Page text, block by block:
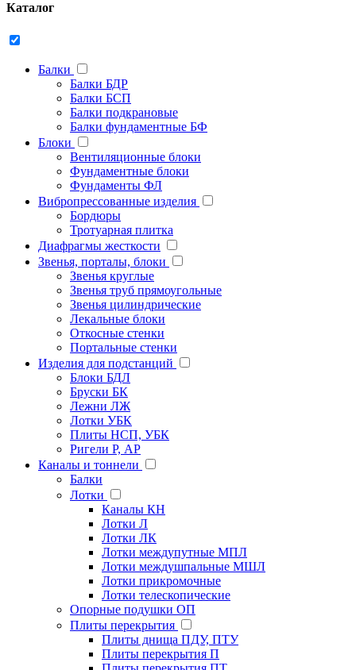
Каталог
Балки
Балки БДР
Балки БСП
Балки подкрановые
Балки фундаментные БФ
Блоки
Вентиляционные блоки
Фундаментные блоки
Фундаменты ФЛ
Вибропрессованные изделия
Бордюры
Тротуарная плитка
Диафрагмы жесткости
Звенья, порталы, блоки
Звенья круглые
Звенья труб прямоугольные
Звенья цилиндрические
Лекальные блоки
Откосные стенки
Портальные стенки
Изделия для подстанций
Блоки БДЛ
Бруски БК
Лежни ЛЖ
Лотки УБК
Плиты НСП, УБК
Ригели Р, АР
Каналы и тоннели
Балки
Лотки
Каналы КН
Лотки Л
Лотки ЛК
Лотки междупутные МПЛ
Лотки междушпальные МШЛ
Лотки прикромочные
Лотки телескопические
Опорные подушки ОП
Плиты перекрытия
Плиты днища ПДУ, ПТУ
Плиты перекрытия П